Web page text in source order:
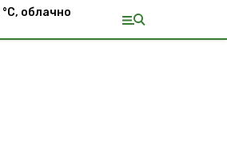
°С, облачно